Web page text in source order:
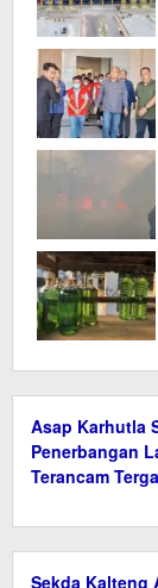
Asap Karhutla
Penerbangan
Terancam
Sekda Kalteng